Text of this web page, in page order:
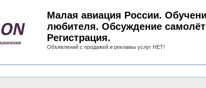
Малая авиация России.
любителя. Обсуждение
Регистрация.
Объявлений с продажей и рекламы услуг НЕТ!